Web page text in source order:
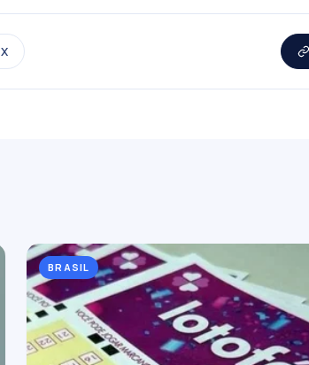
X
BRASIL